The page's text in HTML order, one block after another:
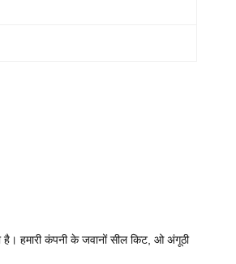
हमारी कंपनी के जवानों सील किट, ओ अंगूठी